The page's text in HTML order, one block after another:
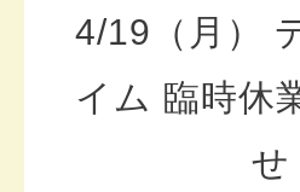
4/19（月）
イム 臨時休
せ